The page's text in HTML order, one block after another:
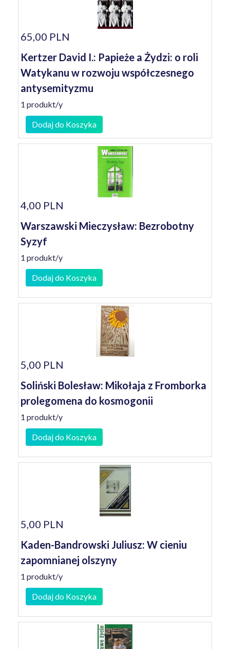
65,00 PLN
Kertzer David I.: Papieże a Żydzi: o roli
Watykanu w rozwoju współczesnego
antysemityzmu
1 produkt/y
Dodaj do Koszyka
4,00 PLN
Warszawski Mieczysław: Bezrobotny
Syzyf
1 produkt/y
Dodaj do Koszyka
5,00 PLN
Soliński Bolesław: Mikołaja z Fromborka
prolegomena do kosmogonii
1 produkt/y
Dodaj do Koszyka
5,00 PLN
Kaden-Bandrowski Juliusz: W cieniu
zapomnianej olszyny
1 produkt/y
Dodaj do Koszyka